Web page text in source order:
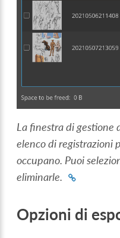
La finestra di gestione
elenco di registrazioni
occupano. Puoi
eliminarle.
Opzioni di